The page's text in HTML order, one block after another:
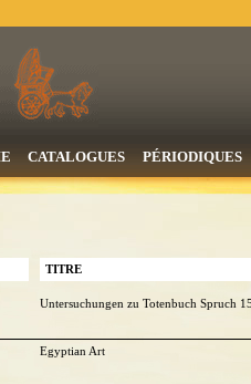
CATALOGUES PÉRIODIQUES
TITRE
Untersuchungen zu Totenbuch Spruch
Egyptian Art